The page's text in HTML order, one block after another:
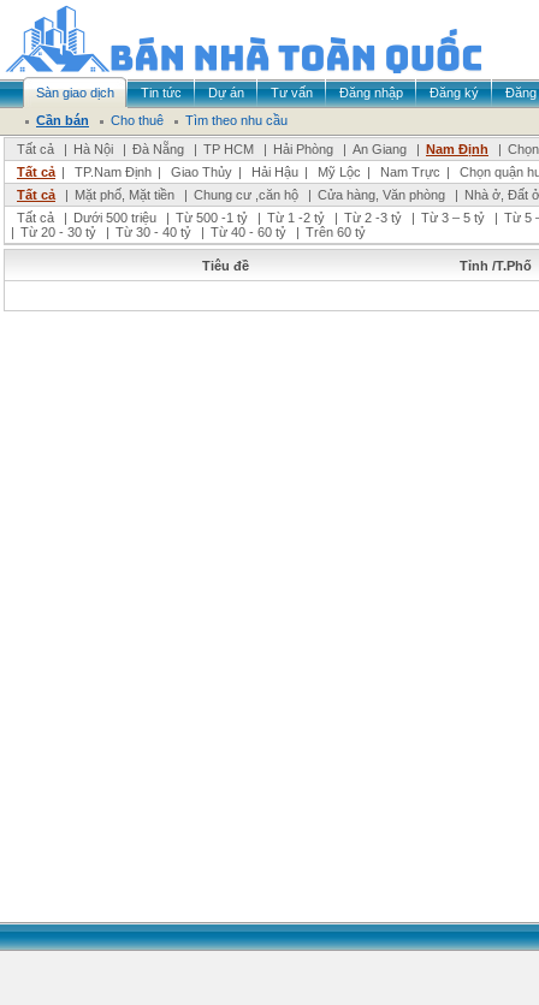
Sàn giao dịch Tin tức Dự án Tư vấn Đăng nhập Đăng ký
Đăng
Cần bán
Cho thuê
Tìm theo nhu cầu
Tất cả
| Hà Nội | Đà Nẵng | TP HCM | Hải Phòng | An Giang | Nam Định |
Tất cả | TP.Nam Định | Giao Thủy | Hải Hậu | Mỹ Lộc | Nam Trực |
Chọn quận
Tất cả
| Mặt phố, Mặt tiền | Chung cư ,căn hộ | Cửa hàng, Văn phòng | Nhà ở, Đất ở
Tất cả
| Dưới 500 triệu | Từ 500 -1 tỷ | Từ 1 -2 tỷ | Từ 2 -3 tỷ | Từ 3 – 5 tỷ | Từ 5
| Từ 20 - 30 tỷ | Từ 30 - 40 tỷ | Từ 40 - 60 tỷ | Trên 60 tỷ
Tiêu đề Tỉnh /T.Phố